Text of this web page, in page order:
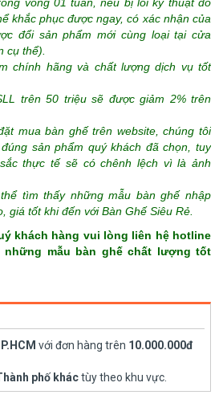
vòng 01 tuần, nếu bị lỗi kỹ thuật do
khắc phục được ngay, có xác nhận của
đổi sản phẩm mới cùng loại tại cửa
cụ thể).
chính hãng và chất lượng dịch vụ tốt
trên 50 triệu sẽ được giảm 2% trên
mua bàn ghế trên website, chúng tôi
sản phẩm quý khách đã chọn, tuy
thực tế sẽ có chênh lệch vì là ảnh
tìm thấy những mẫu bàn ghế nhập
giá tốt khi đến với Bàn Ghế Siêu Rẻ.
khách hàng vui lòng liên hệ hotline
những mẫu bàn ghế chất lượng tốt
với đơn hàng trên 10.000.000đ
phố kháctùy theo khu vực.